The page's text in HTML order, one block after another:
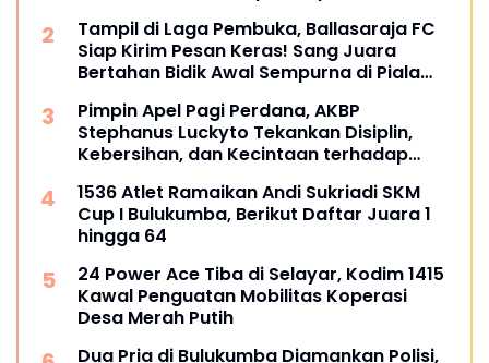
Tampil di Laga Pembuka, Ballasaraja FC
Siap Kirim Pesan Keras! Sang Juara
Bertahan Bidik Awal Sempurna di Piala
Pimpin Apel Pagi Perdana, AKBP
Stephanus Luckyto Tekankan Disiplin,
Kebersihan, dan Kecintaan terhadap
1536 Atlet Ramaikan Andi Sukriadi SKM
Cup I Bulukumba, Berikut Daftar Juara 1
hingga 64
24 Power Ace Tiba di Selayar, Kodim 1415
Kawal Penguatan Mobilitas Koperasi
Desa Merah Putih
Dua Pria di Bulukumba Diamankan Polisi,